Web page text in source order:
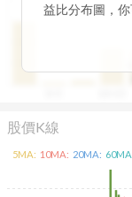
益比分布圖，
差，了解哪些
數、本益比範
股價K線
5MA: 10MA: 20MA: 60